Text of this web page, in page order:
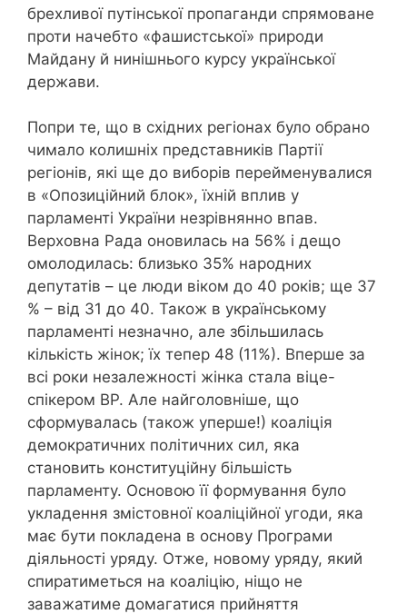
брехливої путінської пропаганди спрямоване
проти начебто «фашистської» природи
Майдану й нинішнього курсу української
держави.
Попри те, що в східних регіонах було обрано
чимало колишніх представників Партії
регіонів, які ще до виборів перейменувалися
в «Опозиційний блок», їхній вплив у
парламенті України незрівнянно впав.
Верховна Рада оновилась на 56% і дещо
омолодилась: близько 35% народних
депутатів – це люди віком до 40 років; ще 37
% – від 31 до 40. Також в українському
парламенті незначно, але збільшилась
кількість жінок; їх тепер 48 (11%). Вперше за
всі роки незалежності жінка стала віце-
спікером ВР. Але найголовніше, що
сформувалась (також уперше!) коаліція
демократичних політичних сил, яка
становить конституційну більшість
парламенту. Основою її формування було
укладення змістовної коаліційної угоди, яка
має бути покладена в основу Програми
діяльності уряду. Отже, новому уряду, який
спиратиметься на коаліцію, ніщо не
заважатиме домагатися прийняття